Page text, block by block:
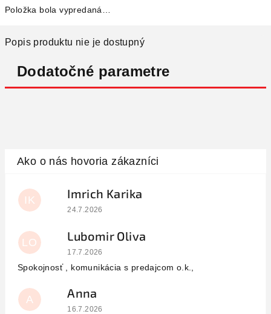
Položka bola vypredaná…
Popis produktu nie je dostupný
Dodatočné parametre
IK Imrich Karika
Hodnotenie obchodu je 5 z 5 hviezdičiek.
24.7.2026
LO Lubomir Oliva
Hodnotenie obchodu je 5 z 5 hviezdičiek.
17.7.2026
Spokojnosť , komunikácia s predajcom o.k.,
A Anna
Hodnotenie obchodu je 5 z 5 hviezdičiek.
16.7.2026